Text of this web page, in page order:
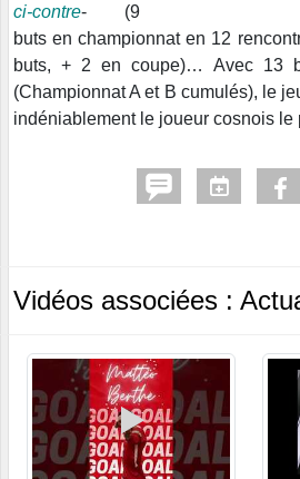
ci-contre- (9
buts en championnat en 12
buts, + 2 en coupe)… Avec 13
(Championnat A et B cumulés), le
indéniablement le joueur cosnois le
Vidéos associées :